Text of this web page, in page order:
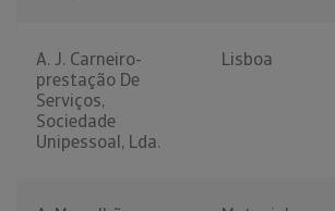
A. J. Carneiro-
prestação De
Serviços,
Sociedade
Unipessoal, Lda.
Lisboa